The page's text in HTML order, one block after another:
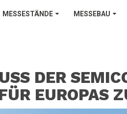
MESSESTÄNDE MESSEBAU
DER
EUROPAS